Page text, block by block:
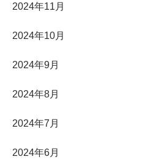
2024年11月
2024年10月
2024年9月
2024年8月
2024年7月
2024年6月